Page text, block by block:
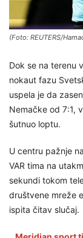
(Foto: REUTERS/
Dok se na terenu
nokaut fazu
uspela je da
Nemačke od 7:1,
šutnuo loptu.
U centru pažnje
VAR tima na
sekundi tokom
društvene mreže
ispita čitav slučaj.